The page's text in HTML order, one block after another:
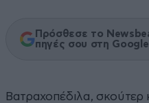
Πρόσθεσε το
πηγές σου στη Google
Βατραχοπέδιλα, σκούτερ